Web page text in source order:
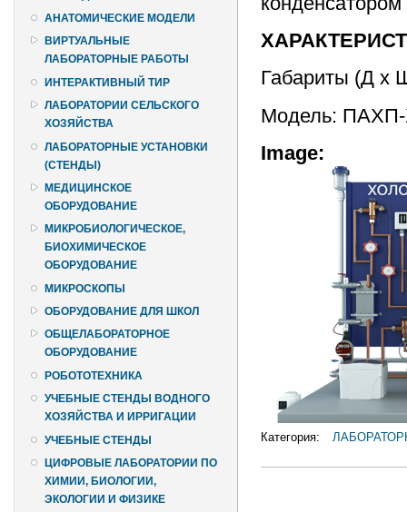
АНАТОМИЧЕСКИЕ МОДЕЛИ
ВИРТУАЛЬНЫЕ
ЛАБОРАТОРНЫЕ РАБОТЫ
ИНТЕРАКТИВНЫЙ ТИР
ЛАБОРАТОРИИ СЕЛЬСКОГО
ХОЗЯЙСТВА
ЛАБОРАТОРНЫЕ УСТАНОВКИ
(СТЕНДЫ)
МЕДИЦИНСКОЕ
ОБОРУДОВАНИЕ
МИКРОБИОЛОГИЧЕСКОЕ,
БИОХИМИЧЕСКОЕ
ОБОРУДОВАНИЕ
МИКРОСКОПЫ
ОБОРУДОВАНИЕ ДЛЯ ШКОЛ
ОБЩЕЛАБОРАТОРНОЕ
ОБОРУДОВАНИЕ
РОБОТОТЕХНИКА
УЧЕБНЫЕ СТЕНДЫ ВОДНОГО
ХОЗЯЙСТВА И ИРРИГАЦИИ
УЧЕБНЫЕ СТЕНДЫ
ЦИФРОВЫЕ ЛАБОРАТОРИИ ПО
ХИМИИ, БИОЛОГИИ,
ЭКОЛОГИИ И ФИЗИКЕ
Габариты (Д х
Модель:
Image:
Категория: